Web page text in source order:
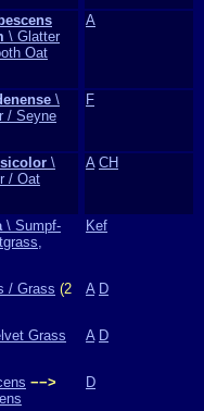
\ Glatter
Oat
A
\
/ Seyne
F
\
/ Oat
A CH
\ Sumpf-
Kef
/ Grass (2
A D
Grass
A D
−−>
D